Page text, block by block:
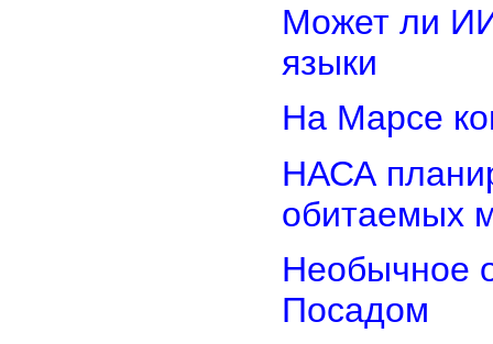
Может ли
языки
На Марсе
НАСА
обитаемых
Необычное
Посадом